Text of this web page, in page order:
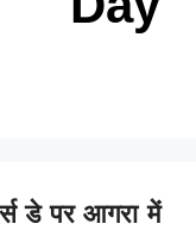
डे पर आगरा में